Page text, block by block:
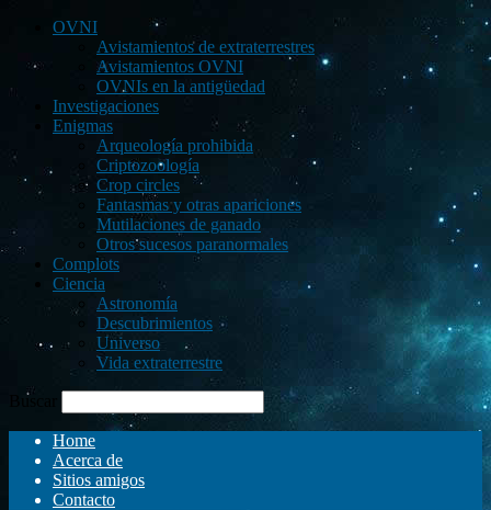
OVNI
Avistamientos de extraterrestres
Avistamientos OVNI
OVNIs en la antigüedad
Investigaciones
Enigmas
Arqueología prohibida
Criptozoología
Crop circles
Fantasmas y otras apariciones
Mutilaciones de ganado
Otros sucesos paranormales
Complots
Ciencia
Astronomía
Descubrimientos
Universo
Vida extraterrestre
Buscar
Home
Acerca de
Sitios amigos
Contacto